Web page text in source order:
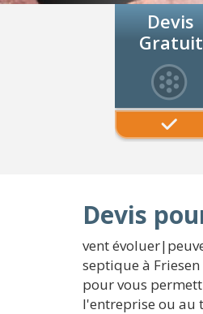
Devis
Gratuit
Devis
vent
septique à
pour vous
l'entreprise ou au